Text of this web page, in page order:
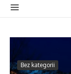
Bez kategorii